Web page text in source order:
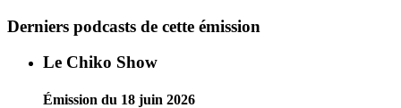
Derniers podcasts de cette émission
Le Chiko Show
Émission du 18 juin 2026